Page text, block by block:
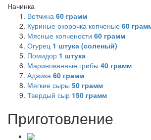
Начинка
Ветчина 60 грамм
Куриные окорочка копченые 60
Мясные копчености 60 грамм
Огурец 1 штука (соленый)
Помидор 1 штука
Маринованные грибы 40 грамм
Аджика 60 грамм
Мягкие сыры 50 грамм
Твердый сыр 150 грамм
Приготовление